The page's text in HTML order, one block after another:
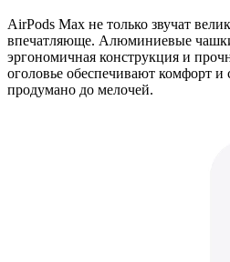
AirPods Max не только звучат
впечатляюще. Алюминиевые
эргономичная конструкция и
оголовье обеспечивают комфорт
продумано до мелочей.